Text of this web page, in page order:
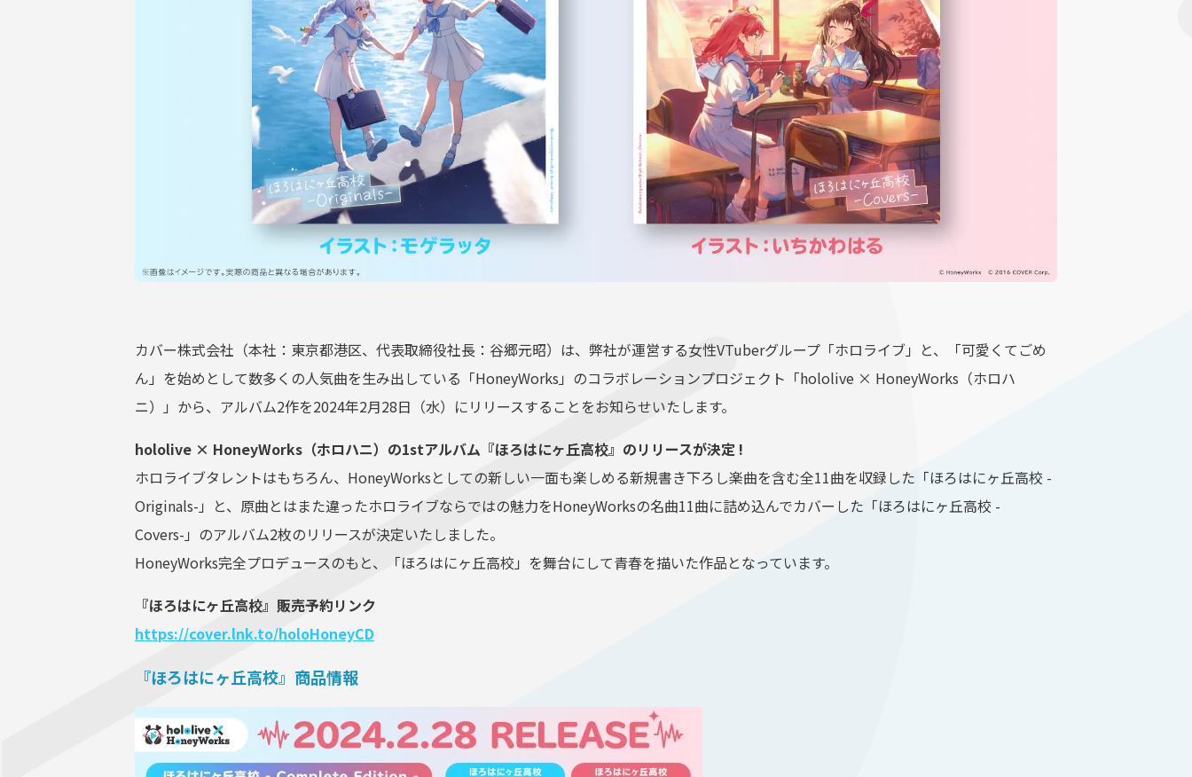
カバー株式会社（本社：東京都港区、代表取締役社長：谷郷元昭）は、弊社が運営する女性VTuberグループ「ホロライブ」と、「可愛くてごめ
ん」を始めとして数多くの⼈気曲を⽣み出している「HoneyWorks」のコラボレーションプロジェクト「hololive × HoneyWorks（ホロハ
ニ）」から、アルバム2作を2024年2月28日（水）にリリースすることをお知らせいたします。
hololive × HoneyWorks（ホロハニ）の1stアルバム『ほろはにヶ丘高校』のリリースが決定 !
ホロライブタレントはもちろん、HoneyWorksとしての新しい一面も楽しめる新規書き下ろし楽曲を含む全11曲を収録した「ほろはにヶ丘高校 -
Originals-」と、原曲とはまた違ったホロライブならではの魅力をHoneyWorksの名曲11曲に詰め込んでカバーした「ほろはにヶ丘高校 -
Covers-」のアルバム2枚のリリースが決定いたしました。
HoneyWorks完全プロデュースのもと、「ほろはにヶ丘高校」を舞台にして青春を描いた作品となっています。
『ほろはにヶ丘高校』販売予約リンク
https://cover.lnk.to/holoHoneyCD
『ほろはにヶ丘高校』商品情報